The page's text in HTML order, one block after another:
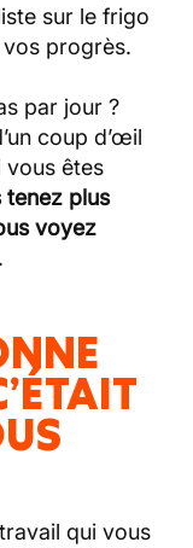
sur le frigo
progrès.
par jour ?
coup d’œil
vous êtes
tenez plus
voyez
.
qui vous